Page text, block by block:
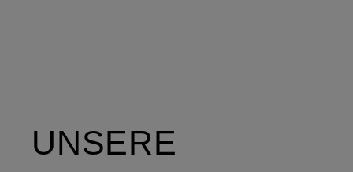
UNSERE